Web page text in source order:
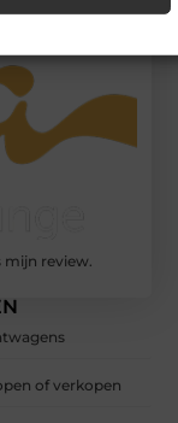
mijn review.
of verkopen